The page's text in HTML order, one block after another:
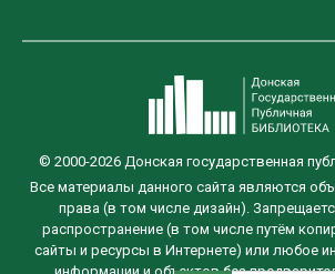
© 2000-2026 Донская государственная
Все материалы данного сайта являются
права (в том числе дизайн).
распространение (в том числе путём
сайты и ресурсы в Интернете) или любое